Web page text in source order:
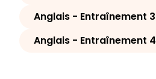
Anglais - Entraînement 3
Anglais - Entraînement 4